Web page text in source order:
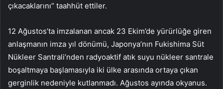
çıkacaklarını” taahhüt ettiler.
12 Ağustos’ta imzalanan ancak 23 Ekim’de yürürlüğe giren
anlaşmanın imza yıl dönümü, Japonya’nın Fukishima Süt
Nükleer Santrali’nden radyoaktif atık suyu nükleer santrale
boşaltmaya başlamasıyla iki ülke arasında ortaya çıkan
gerginlik nedeniyle kutlanmadı. Ağustos ayında okyanus.